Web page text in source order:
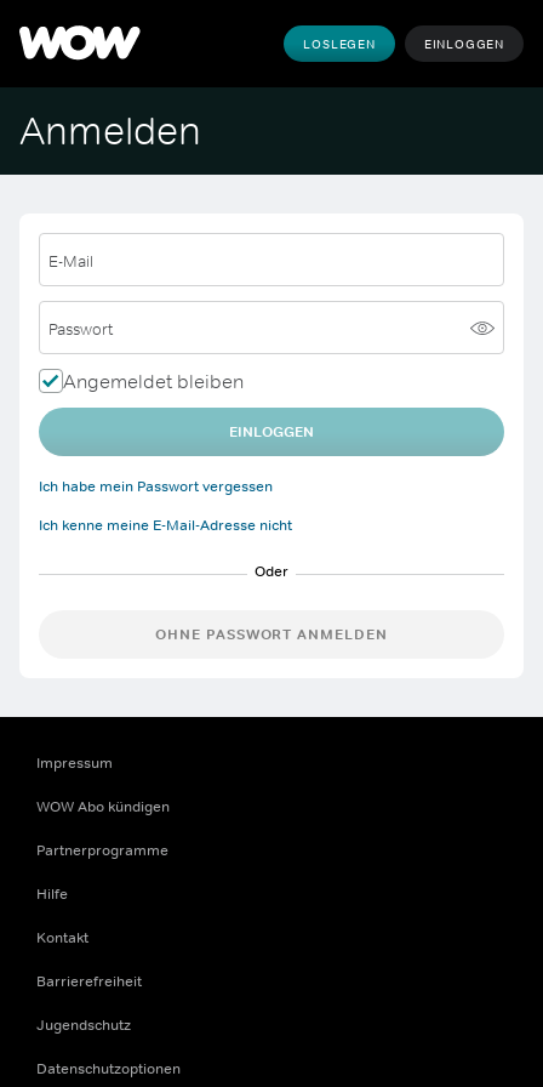
LOSLEGEN EINLOGGEN
Anmelden
E-Mail
Passwort
Angemeldet bleiben
EINLOGGEN
Ich habe mein Passwort vergessen
Ich kenne meine E-Mail-Adresse nicht
OHNE PASSWORT ANMELDEN
Impressum
WOW Abo kündigen
Partnerprogramme
Hilfe
Kontakt
Barrierefreiheit
Jugendschutz
Datenschutzoptionen